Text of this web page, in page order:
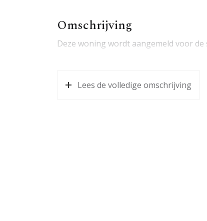
Omschrijving
Deze woning wordt aangemeld voor
Lees de volledige omschrijving